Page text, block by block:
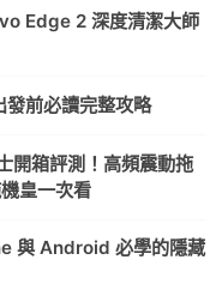
Edge 2 深度清潔大師
前必讀完整攻略
開箱評測！高頻震動拖
皇一次看
與 Android 必學的隱藏